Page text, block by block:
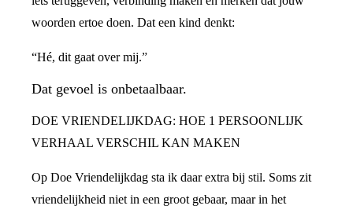
woorden ertoe doen. Dat een kind denkt:
“Hé, dit gaat over mij.”
Dat gevoel is onbetaalbaar.
DOE VRIENDELIJKDAG: HOE 1 PERSOONLIJK
VERHAAL VERSCHIL KAN MAKEN
Op Doe Vriendelijkdag sta ik daar extra bij stil. Soms zit
vriendelijkheid niet in een groot gebaar, maar in het